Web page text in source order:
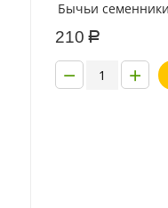
Бычьи
210 Р
+
−